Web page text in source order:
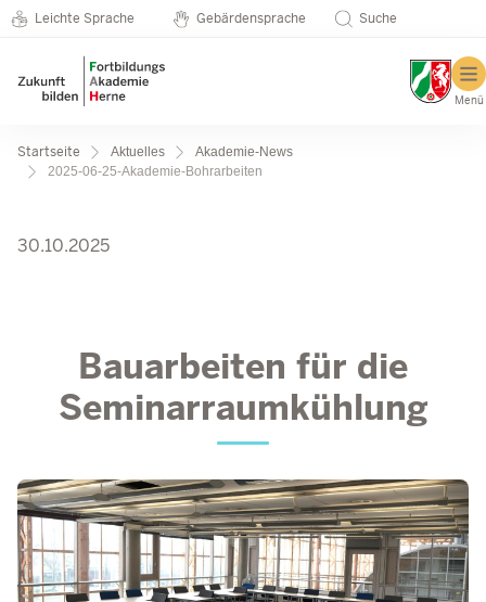
Direkt zum Inhalt Seminarkatalog
Metanavigation
Leichte Sprache Gebärdensprache Suche
Menü
Pfadnavigation
Startseite Aktuelles
Akademie-News
2025-06-25-Akademie-Bohrarbeiten
2025-06-25-Akademie-
30.10.2025
Bauarbeiten für die
Seminarraumkühlung